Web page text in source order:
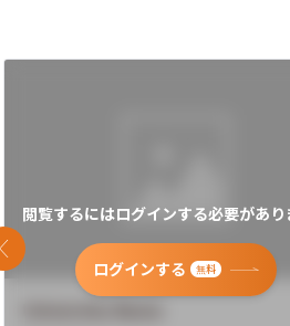
閲覧するにはログインする必要があり
ログインする 無料
前のスライド